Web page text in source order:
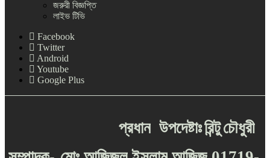
জরুরী বিজ্ঞপ্তি
লাইভ টিভি
Facebook
Twitter
Android
Youtube
Google Plus
প্রধান উপদেষ্টাঃরিন্টুচৌধুরী